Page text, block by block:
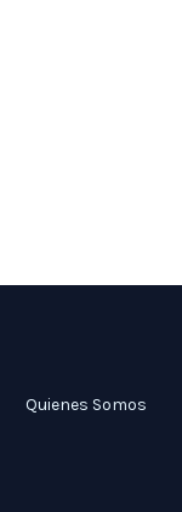
Quienes Somos